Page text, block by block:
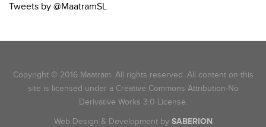
Tweets by @MaatramSL
Copyright © 2016 Maatram. All rights reserved. All content on this
site is licensed under a Creative Commons Attribution-No
Derivative Works 3.0 License.
Web Design & Development by SABERION